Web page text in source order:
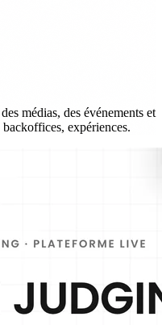
médias, des événements et
expériences.